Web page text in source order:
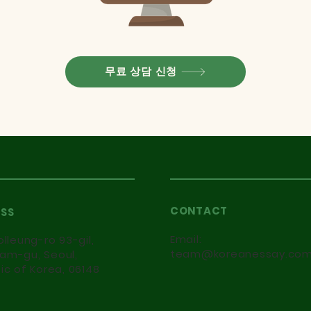
무료 상담 신청
ro 93-gil,
gu, Seoul,
of Korea, 06148
CONTACT
Email:
team@koreanessay.com